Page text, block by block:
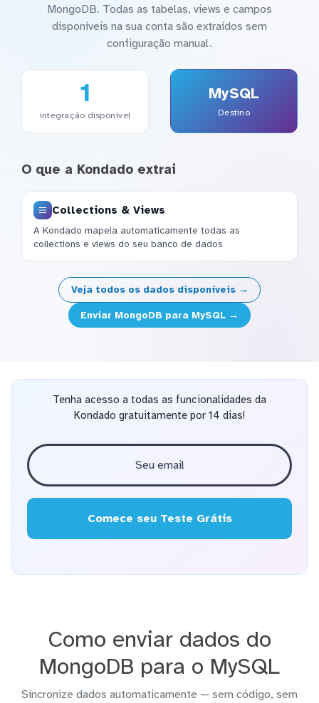
MongoDB. Todas as tabelas, views e campos
disponíveis na sua conta são extraídos sem
configuração manual.
1
integração disponível
MySQL
Destino
O que a Kondado extrai
Collections & Views
A Kondado mapeia automaticamente todas as
collections e views do seu banco de dados
Veja todos os dados disponíveis →
Enviar MongoDB para MySQL →
Tenha acesso a todas as funcionalidades da
Kondado gratuitamente por 14 dias!
Comece seu Teste Grátis
Como enviar dados do
MongoDB para o MySQL
Sincronize dados automaticamente — sem código, sem